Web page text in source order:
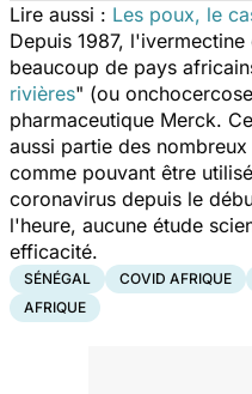
Lire aussi : Les poux, le
Depuis 1987,
beaucoup de pays
rivières" (ou
pharmaceutique Merck.
aussi partie des
comme pouvant être
coronavirus depuis le
l'heure, aucune étude
efficacité.
SÉNÉGAL COVID AFRIQUE
AFRIQUE